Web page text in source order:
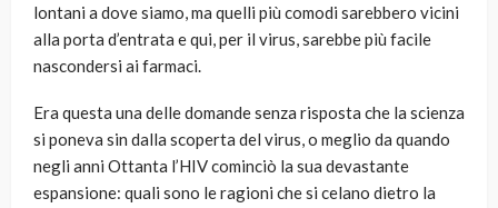
lontani a dove siamo, ma quelli più comodi sarebbero vicini
alla porta d’entrata e qui, per il virus, sarebbe più facile
nascondersi ai farmaci.
Era questa una delle domande senza risposta che la scienza
si poneva sin dalla scoperta del virus, o meglio da quando
negli anni Ottanta l’HIV cominciò la sua devastante
espansione: quali sono le ragioni che si celano dietro la